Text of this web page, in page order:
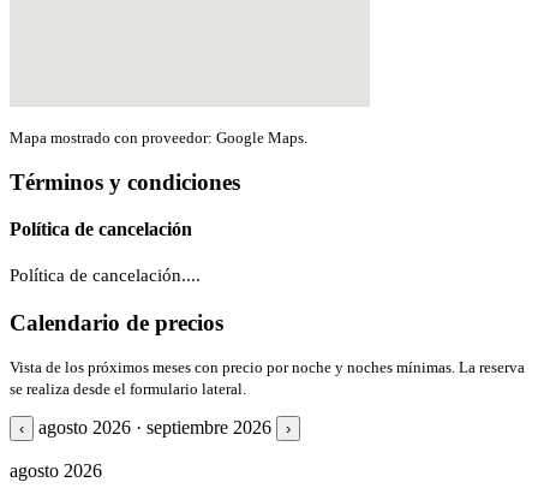
Mapa mostrado con proveedor: Google Maps.
Términos y condiciones
Política de cancelación
Política de cancelación....
Calendario de precios
Vista de los próximos meses con precio por noche y noches mínimas. La reserva
se realiza desde el formulario lateral.
‹ agosto 2026 · septiembre 2026 ›
agosto 2026